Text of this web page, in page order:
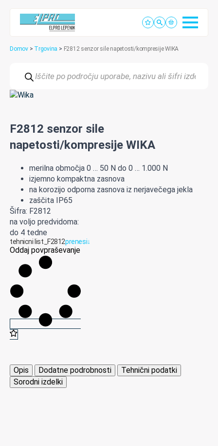
Domov > Trgovina > F2812 senzor sile napetosti/kompresije WIKA
search
F2812 senzor sile
napetosti/kompresije WIKA
merilna območja 0 … 50 N do 0 … 1.000 N
izjemno kompaktna zasnova
na korozijo odporna zasnova iz nerjavečega jekla
zaščita IP65
Šifra: F2812
na voljo predvidoma:
do 4 tedne
tehnicni list_F2812prenesi↓
Oddaj povpraševanje
Opis Dodatne podrobnosti
Tehnični podatki
Sorodni izdelki